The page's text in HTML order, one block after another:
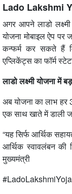
Lado Lakshmi
अगर आपने लाडो
योजना मोबाइल ऐप
कन्फर्म कर सकते हैं
एप्लिकेंट्स का फॉर्म
लाडो लक्ष्मी योजना में
अब योजना का लाभ हर
एक साथ खाते में डाली
“यह सिर्फ आर्थिक
आर्थिक स्वावलंबन की
मुख्यमंत्री